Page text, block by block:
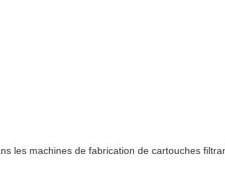
les machines de fabrication de cartouches